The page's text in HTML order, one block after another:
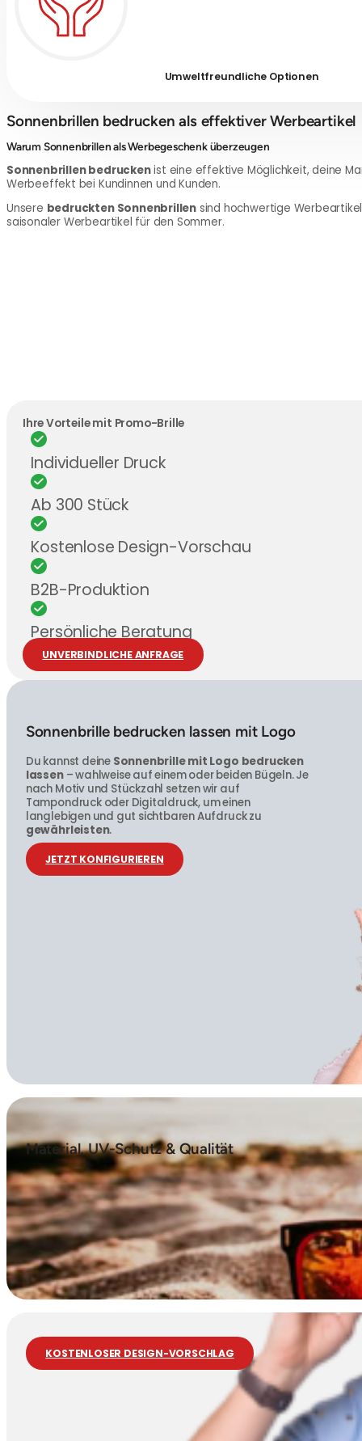
Umwelt­freundliche Optionen
Sonnenbrillen bedrucken als effektiver Werbeartikel
Warum Sonnenbrillen als Werbegeschenk überzeugen
Sonnenbrillen bedruckenist eine effektive Möglichkeit, deine
Werbeeffekt bei Kundinnen und Kunden.
Unsere bedruckten Sonnenbrillen sind hochwertige
saisonaler Werbeartikel für den Sommer.
Ihre Vorteile mit Promo-Brille
Individueller Druck
Ab 300 Stück
Kostenlose Design-Vorschau
B2B-Produktion
Persönliche Beratung
UNVERBINDLICHE ANFRAGE
Sonnenbrille bedrucken lassen mit Logo
Du kannst deine Sonnenbrille mit Logo bedrucken
lassen– wahlweise auf einem oder beiden Bügeln. Je
nach Motiv und Stückzahl setzen wir auf
Tampondruck oder Digitaldruck, um einen
langlebigen und gut sichtbaren Aufdruck zu
gewährleisten.
JETZT KONFIGURIEREN
Material, UV-Schutz & Qualität
KOSTENLOSER DESIGN-VORSCHLAG